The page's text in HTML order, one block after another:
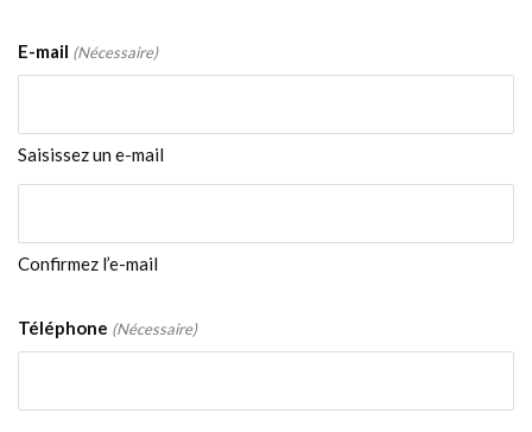
E-mail (Nécessaire)
Saisissez un e-mail
Confirmez l’e-mail
Téléphone (Nécessaire)